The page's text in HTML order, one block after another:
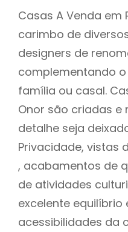
Casas A Venda em
carimbo de
designers de
complementando
família ou casal.
Onor são criadas e
detalhe seja
Privacidade, vistas
, acabamentos de
de atividades
excelente equilíbrio
acessibilidades da